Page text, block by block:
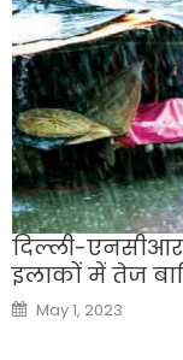
दिल्ली-
इलाकों में तेज
Posted
on
May 1, 2023